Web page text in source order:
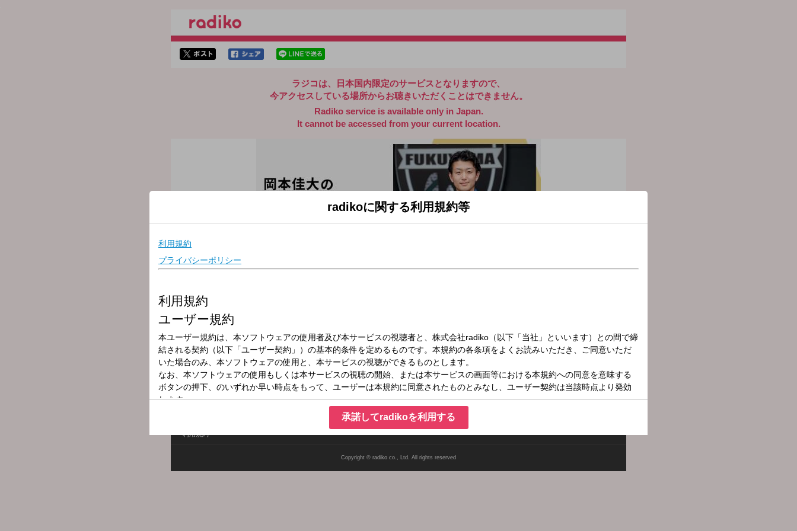
ラジコは、日本国内限定のサービスとなりますので、
今アクセスしている場所からお聴きいただくことはできません。
Radiko service is available only in Japan.
It cannot be accessed from your current location.
放送局
放送時間
2026年6月6日（土）17:50～18:00
番組名
岡本佳大のNEXT LEADERS
利用規約
Copyright © radiko co., Ltd. All rights reserved
radikoに関する利用規約等
承諾してradikoを利用する